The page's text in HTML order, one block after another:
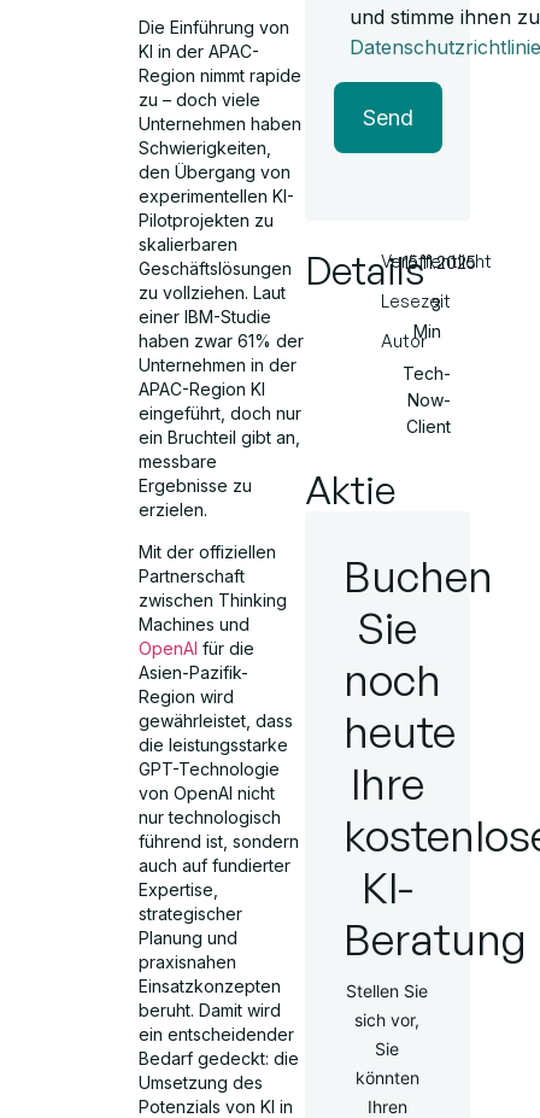
Die Einführung von
KI in der APAC-
Region nimmt rapide
zu – doch viele
Unternehmen haben
Schwierigkeiten,
den Übergang von
experimentellen KI-
Pilotprojekten zu
skalierbaren
Geschäftslösungen
zu vollziehen. Laut
einer IBM-Studie
haben zwar 61% der
Unternehmen in der
APAC-Region KI
eingeführt, doch nur
ein Bruchteil gibt an,
messbare
Ergebnisse zu
erzielen.
Mit der offiziellen
Partnerschaft
zwischen Thinking
Machines und
OpenAI für die
Asien-Pazifik-
Region wird
gewährleistet, dass
die leistungsstarke
GPT-Technologie
von OpenAI nicht
nur technologisch
führend ist, sondern
auch auf fundierter
Expertise,
strategischer
Planung und
praxisnahen
Einsatzkonzepten
beruht. Damit wird
ein entscheidender
Bedarf gedeckt: die
Umsetzung des
Potenzials von KI in
und stimme ihnen
Datenschutzrichtlinie
Send
DetailsVeröffentlicht
Lesezeit
Autor
15.11.2025
3
Min
Tech-
Now-
Client
Aktie
Buchen
Sie
noch
heute
Ihre
KI-
Beratung
Stellen Sie
sich vor,
Sie
könnten
Ihren